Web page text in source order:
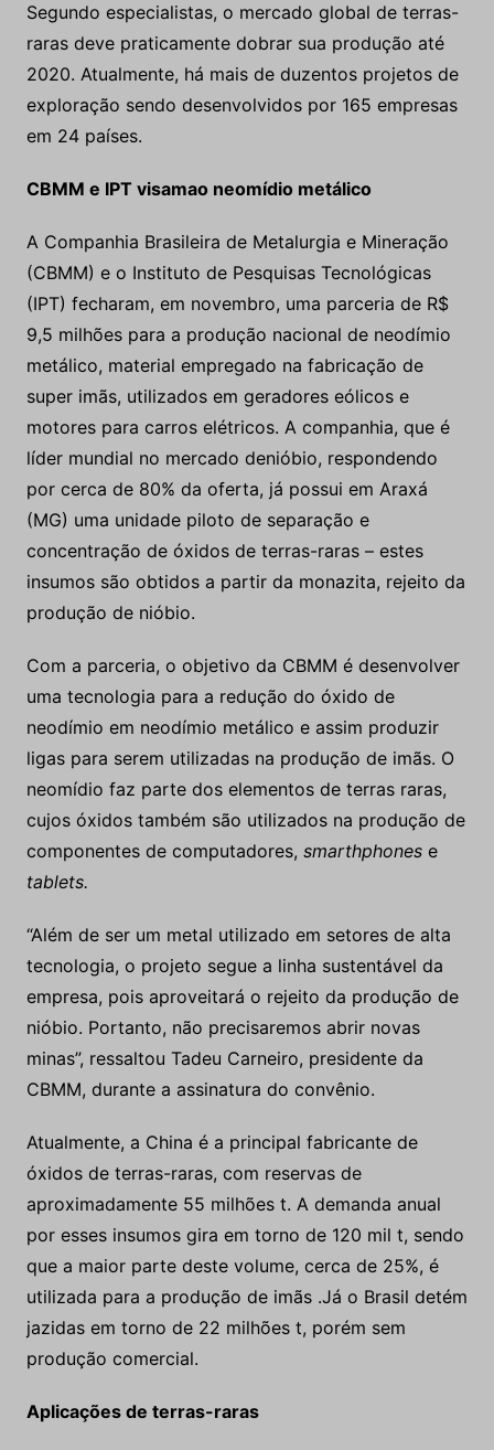
Segundo especialistas, o mercado global de terras-
raras deve praticamente dobrar sua produção até
2020. Atualmente, há mais de duzentos projetos de
exploração sendo desenvolvidos por 165 empresas
em 24 países.
CBMM e IPT visamao neomídio metálico
A Companhia Brasileira de Metalurgia e Mineração
(CBMM) e o Instituto de Pesquisas Tecnológicas
(IPT) fecharam, em novembro, uma parceria de R$
9,5 milhões para a produção nacional de neodímio
metálico, material empregado na fabricação de
super imãs, utilizados em geradores eólicos e
motores para carros elétricos. A companhia, que é
líder mundial no mercado denióbio, respondendo
por cerca de 80% da oferta, já possui em Araxá
(MG) uma unidade piloto de separação e
concentração de óxidos de terras-raras – estes
insumos são obtidos a partir da monazita, rejeito da
produção de nióbio.
Com a parceria, o objetivo da CBMM é desenvolver
uma tecnologia para a redução do óxido de
neodímio em neodímio metálico e assim produzir
ligas para serem utilizadas na produção de imãs. O
neomídio faz parte dos elementos de terras raras,
cujos óxidos também são utilizados na produção de
componentes de computadores, smarthphonese
tablets.
“Além de ser um metal utilizado em setores de alta
tecnologia, o projeto segue a linha sustentável da
empresa, pois aproveitará o rejeito da produção de
nióbio. Portanto, não precisaremos abrir novas
minas”, ressaltou Tadeu Carneiro, presidente da
CBMM, durante a assinatura do convênio.
Atualmente, a China é a principal fabricante de
óxidos de terras-raras, com reservas de
aproximadamente 55 milhões t. A demanda anual
por esses insumos gira em torno de 120 mil t, sendo
que a maior parte deste volume, cerca de 25%, é
utilizada para a produção de imãs.Já o Brasil detém
jazidas em torno de 22 milhões t, porém sem
produção comercial.
Aplicações de terras-raras